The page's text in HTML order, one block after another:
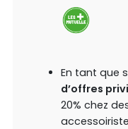
En tant que
d’offres
20% chez